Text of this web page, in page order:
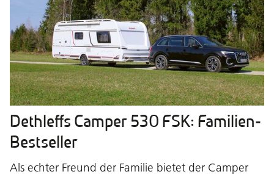
Dethleffs Camper 530 FSK: Familien-
Bestseller
Als echter Freund der Familie bietet der Camper